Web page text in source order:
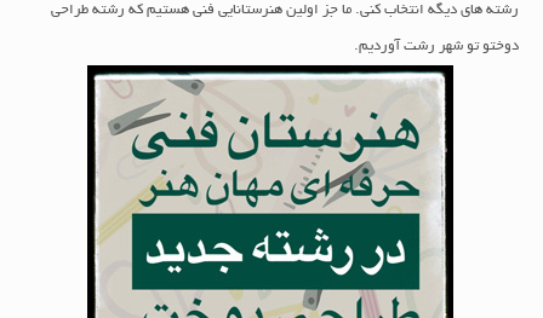
رشته های دیگه انتخاب کني. ما جز اولين هنرستانايى فني هستيم كه رشته طراحى
دوختو تو شهر رشت آورديم.